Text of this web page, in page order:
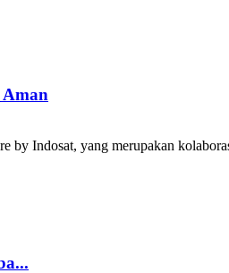
Indosat, yang merupakan